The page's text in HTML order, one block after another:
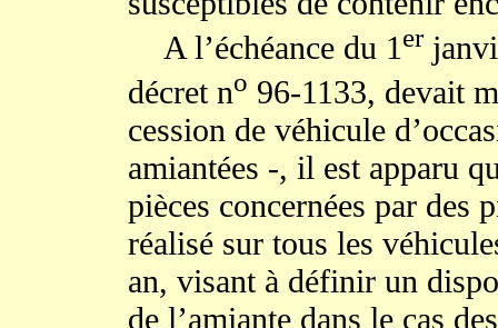
A l’échéance du 1 er
décret no 96-1133, devait
cession de véhicule
amiantées -, il est apparu
pièces concernées par des
réalisé sur tous les
an, visant à définir un
de l’amiante dans le cas